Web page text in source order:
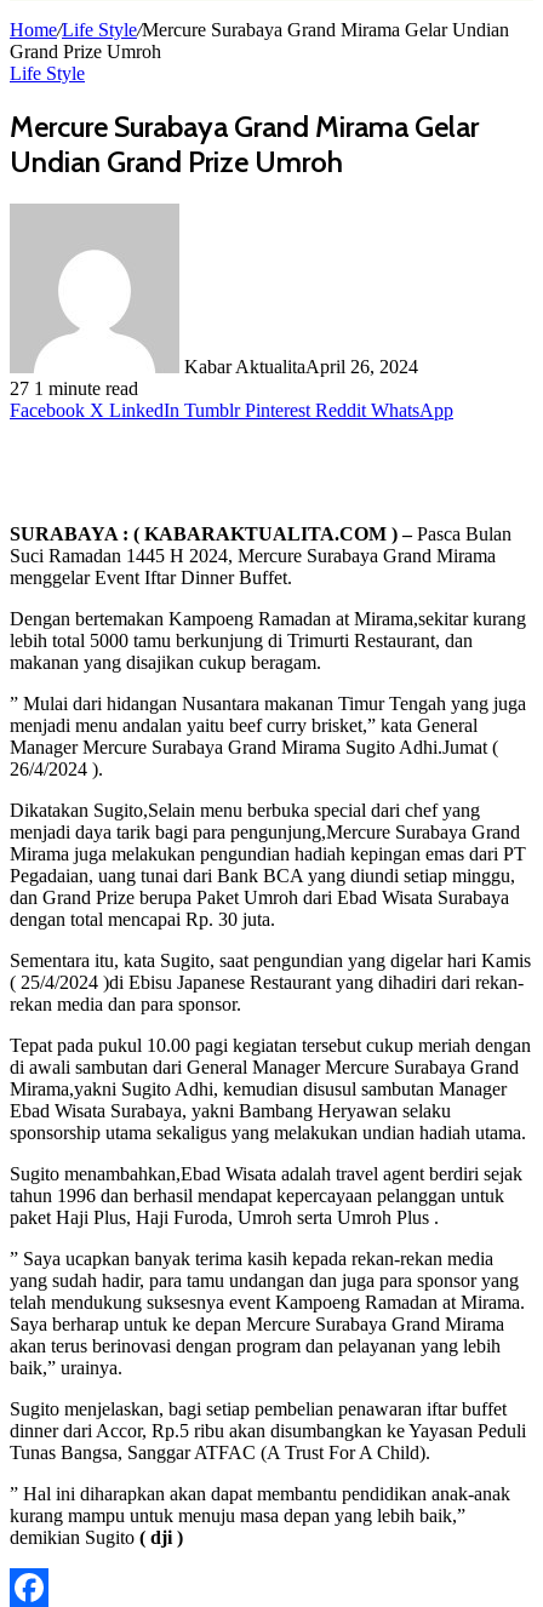
Home/Life Style/Mercure Surabaya Grand Mirama Gelar Undian
Grand Prize Umroh
Life Style
Mercure Surabaya Grand Mirama Gelar
Undian Grand Prize Umroh
Kabar AktualitaApril 26, 2024
27 1 minute read
Facebook X LinkedIn Tumblr Pinterest Reddit WhatsApp
SURABAYA : ( KABARAKTUALITA.COM ) –Pasca Bulan
Suci Ramadan 1445 H 2024, Mercure Surabaya Grand Mirama
menggelar Event Iftar Dinner Buffet.
Dengan bertemakan Kampoeng Ramadan at Mirama,sekitar kurang
lebih total 5000 tamu berkunjung di Trimurti Restaurant, dan
makanan yang disajikan cukup beragam.
” Mulai dari hidangan Nusantara makanan Timur Tengah yang juga
menjadi menu andalan yaitu beef curry brisket,” kata General
Manager Mercure Surabaya Grand Mirama Sugito Adhi.Jumat (
26/4/2024 ).
Dikatakan Sugito,Selain menu berbuka special dari chef yang
menjadi daya tarik bagi para pengunjung,Mercure Surabaya Grand
Mirama juga melakukan pengundian hadiah kepingan emas dari PT
Pegadaian, uang tunai dari Bank BCA yang diundi setiap minggu,
dan Grand Prize berupa Paket Umroh dari Ebad Wisata Surabaya
dengan total mencapai Rp. 30 juta.
Sementara itu, kata Sugito, saat pengundian yang digelar hari Kamis
( 25/4/2024 )di Ebisu Japanese Restaurant yang dihadiri dari rekan-
rekan media dan para sponsor.
Tepat pada pukul 10.00 pagi kegiatan tersebut cukup meriah dengan
di awali sambutan dari General Manager Mercure Surabaya Grand
Mirama,yakni Sugito Adhi, kemudian disusul sambutan Manager
Ebad Wisata Surabaya, yakni Bambang Heryawan selaku
sponsorship utama sekaligus yang melakukan undian hadiah utama.
Sugito menambahkan,Ebad Wisata adalah travel agent berdiri sejak
tahun 1996 dan berhasil mendapat kepercayaan pelanggan untuk
paket Haji Plus, Haji Furoda, Umroh serta Umroh Plus .
” Saya ucapkan banyak terima kasih kepada rekan-rekan media
yang sudah hadir, para tamu undangan dan juga para sponsor yang
telah mendukung suksesnya event Kampoeng Ramadan at Mirama.
Saya berharap untuk ke depan Mercure Surabaya Grand Mirama
akan terus berinovasi dengan program dan pelayanan yang lebih
baik,” urainya.
Sugito menjelaskan, bagi setiap pembelian penawaran iftar buffet
dinner dari Accor, Rp.5 ribu akan disumbangkan ke Yayasan Peduli
Tunas Bangsa, Sanggar ATFAC (A Trust For A Child).
” Hal ini diharapkan akan dapat membantu pendidikan anak-anak
kurang mampu untuk menuju masa depan yang lebih baik,”
demikian Sugito ( dji )